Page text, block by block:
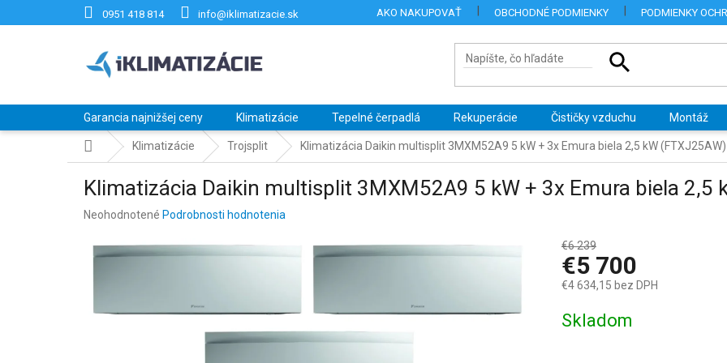
0951 418 814 info@iklimatizacie.sk AKO NAKUPOVAŤ OBCHODNÉ PODMIENKY PODMIENKY
Garancia najnižšej ceny Klimatizácie Tepelné čerpadlá Rekuperácie Čističky vzduchu Montáž
DomovKlimatizácie Trojsplit Klimatizácia Daikin multisplit 3MXM52A9 5 kW + 3x Emura biela 2,5 kW (FTXJ25AW)
Klimatizácia Daikin multisplit 3MXM52A9 5 kW + 3x Emura biela 2,5
Priemerné
produktu
Neohodnotené Podrobnosti hodnotenia
€6 239
€5 700
€4 634,15 bez DPH
cena:
Skladom